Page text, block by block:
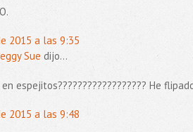
2015 a las 9:35
Sue dijo...
espejitos?????????????????? He
2015 a las 9:48